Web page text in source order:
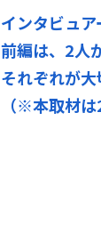
インタビュ
前編は、2人
それぞれが
（※本取材